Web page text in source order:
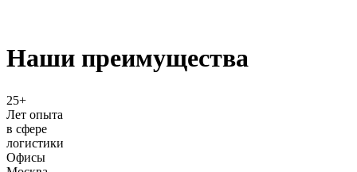
Наши преимущества
25+
Лет опыта
в сфере
логистики
Офисы